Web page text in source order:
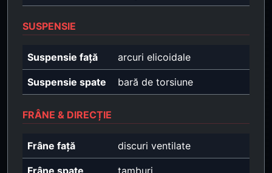
SUSPENSIE
Suspensie față arcuri elicoidale
Suspensie spate bară de torsiune
FRÂNE & DIRECȚIE
Frâne față discuri ventilate
Frâne spate tamburi